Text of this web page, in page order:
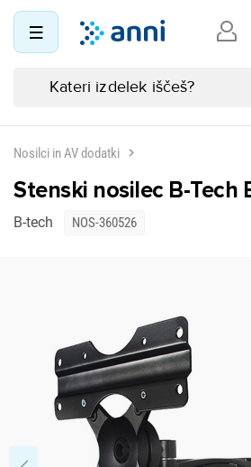
Nosilci in AV dodatki
Stenski nosilec B-Tech
B-tech NOS-360526